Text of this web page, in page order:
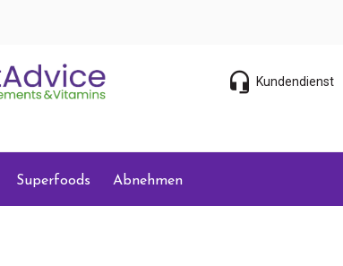
Kundendienst
Superfoods Abnehmen